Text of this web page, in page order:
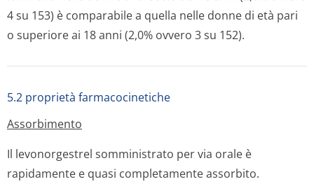
4 su 153) è comparabile a quella nelle donne di età pari
o superiore ai 18 anni (2,0% ovvero 3 su 152).
5.2 proprietà farmacocinetiche
Assorbimento
Il levonorgestrel somministrato per via orale è
rapidamente e quasi completamente assorbito.